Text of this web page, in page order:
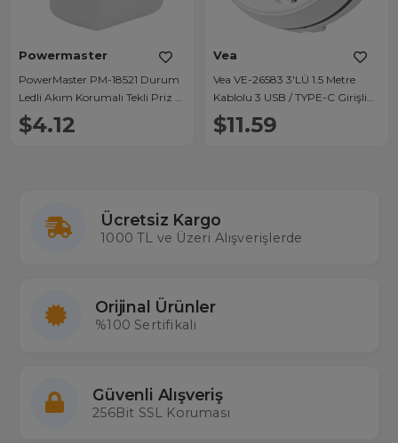
Powermaster
PowerMaster PM-18521 Durum
Ledli Akım Korumalı Tekli Priz 16
Amper - 3500 Watt Tekli Beyaz
$4.12
Vea
Vea VE-26583 3'LÜ 1.5 Metre
Kablolu 3 USB / TYPE-C Girişli
Akım Korumalı Grup Priz
$11.59
Ücretsiz Kargo
1000 TL ve Üzeri Alışverişlerde
Orijinal Ürünler
%100 Sertifikalı
Güvenli Alışveriş
256Bit SSL Koruması